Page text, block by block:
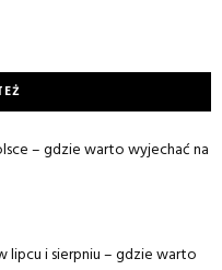
– gdzie warto wyjechać na
lipcu i sierpniu – gdzie warto